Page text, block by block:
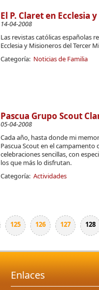
El P. Claret en Ecclesia
14-04-2008
Las revistas católicas españolas
Ecclesia y Misioneros del Tercer
Categoría: Noticias de Familia
Pascua Grupo Scout
05-04-2008
Cada año, hasta donde mi
Pascua Scout en el campamento
celebraciones sencillas, con
los que más lo disfrutan.
Categoría: Actividades
125 126 127 128
Enlaces